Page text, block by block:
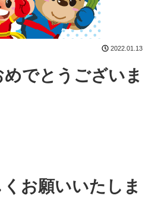
2022.01.13
でとうございま
お願いいたしま